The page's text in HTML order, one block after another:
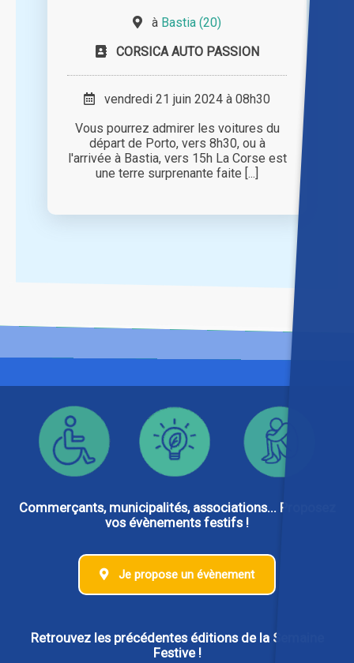
à Bastia (20)
CORSICA AUTO PASSION
vendredi 21 juin 2024 à 08h30
Vous pourrez admirer les voitures du
départ de Porto, vers 8h30, ou à
l'arrivée à Bastia, vers 15h La Corse est
une terre surprenante faite [...]
Commerçants, municipalités, associations... Proposez
vos évènements festifs !
Je propose un évènement
Retrouvez les précédentes éditions de la Semaine
Festive !